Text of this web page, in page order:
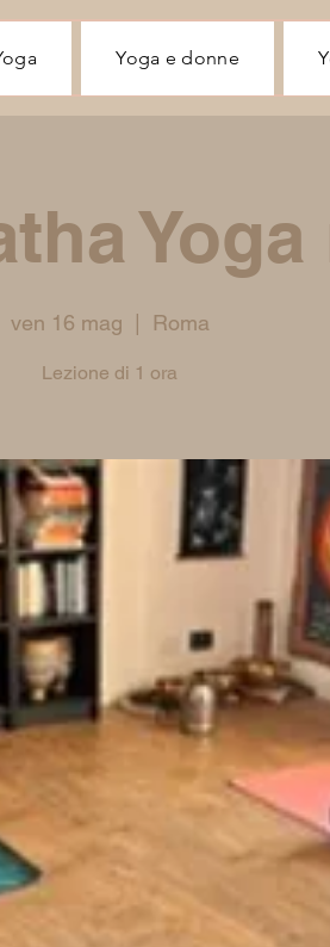
Yoga e donne
ven 16 mag Roma
Lezione di 1 ora